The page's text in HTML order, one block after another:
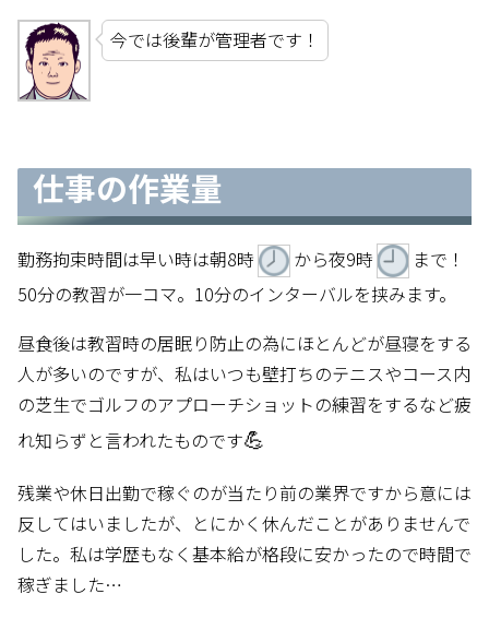
今では後輩が管理者です！
仕事の作業量
勤務拘束時間は早い時は朝8時 から夜9時
まで！
50分の教習が一コマ。10分のインターバルを挟みます。
昼食後は教習時の居眠り防止の為にほとんどが昼寝をする
人が多いのですが、私はいつも壁打ちのテニスやコース内
の芝生でゴルフのアプローチショットの練習をするなど疲
れ知らずと言われたものです💪
残業や休日出勤で稼ぐのが当たり前の業界ですから意には
反してはいましたが、とにかく休んだことがありませんで
した。私は学歴もなく基本給が格段に安かったので時間で
稼ぎました…